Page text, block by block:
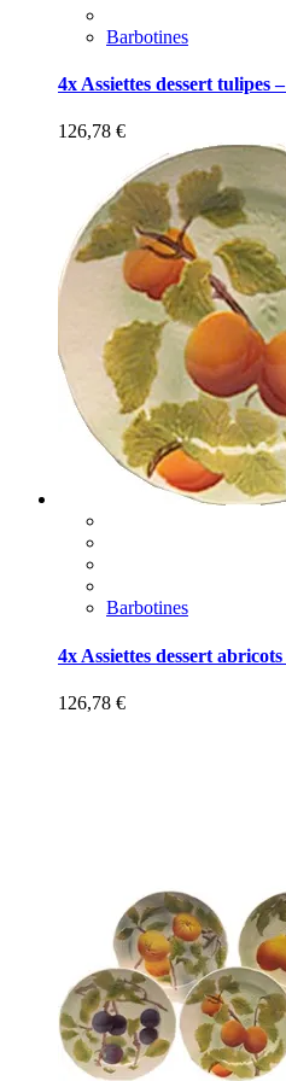
Barbotines
4x Assiettes dessert tulipes
126,78 €
Barbotines
4x Assiettes dessert
126,78 €